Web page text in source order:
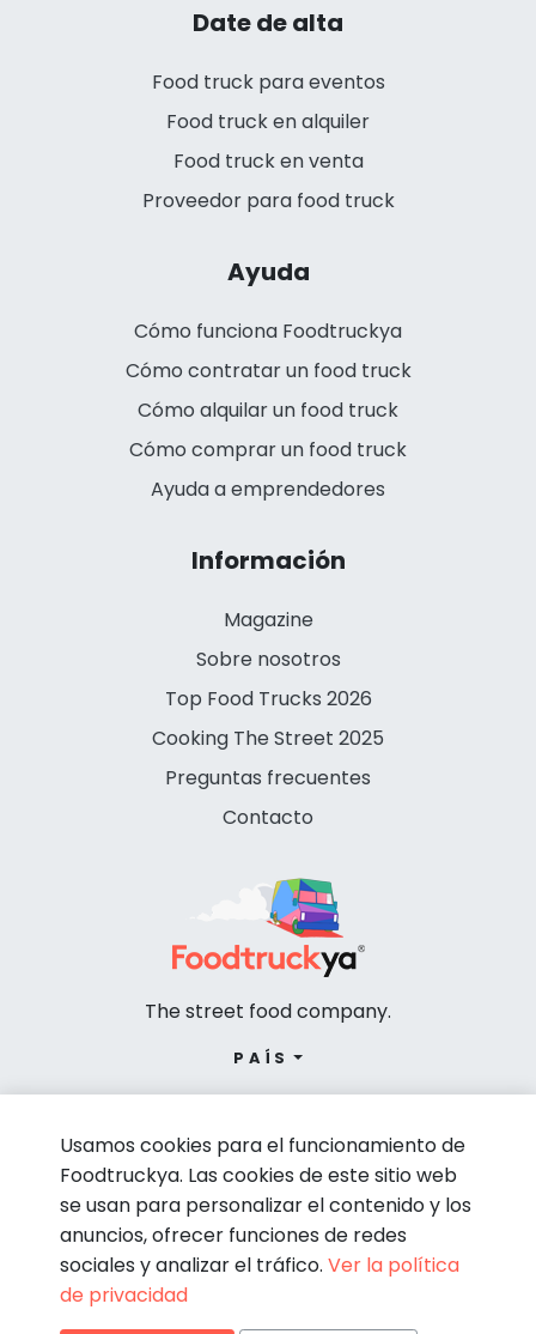
Date de alta
Food truck para eventos
Food truck en alquiler
Food truck en venta
Proveedor para food truck
Ayuda
Cómo funciona Foodtruckya
Cómo contratar un food truck
Cómo alquilar un food truck
Cómo comprar un food truck
Ayuda a emprendedores
Información
Magazine
Sobre nosotros
Top Food Trucks 2026
Cooking The Street 2025
Preguntas frecuentes
Contacto
The street food company.
PAÍS
© Foodtruckya 2026
Usamos cookies para el funcionamiento de
Foodtruckya. Las cookies de este sitio web
se usan para personalizar el contenido y los
anuncios, ofrecer funciones de redes
sociales y analizar el tráfico. Ver la política
de privacidad